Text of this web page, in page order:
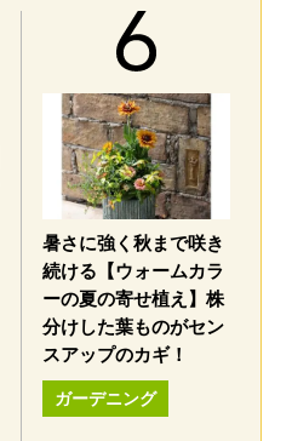
暑さに強く秋まで咲き
続ける【ウォームカラ
ーの夏の寄せ植え】株
分けした葉ものがセン
スアップのカギ！
ガーデニング